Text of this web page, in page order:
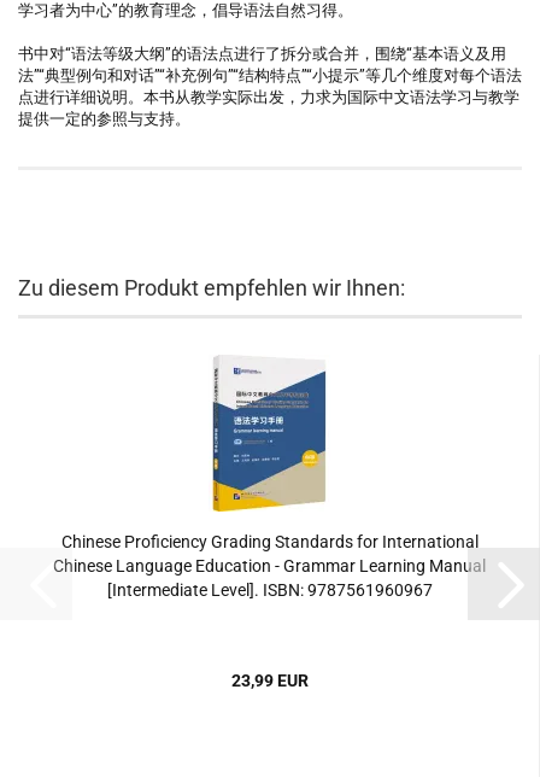
学习者为中心”的教育理念，倡导语法自然习得。
书中对“语法等级大纲”的语法点进行了拆分或合并，围绕“基本语义及用
法”“典型例句和对话”“补充例句”“结构特点”“小提示”等几个维度对每个语法
点进行详细说明。本书从教学实际出发，力求为国际中文语法学习与教学
提供一定的参照与支持。
Zu diesem Produkt empfehlen wir Ihnen:
Chinese Proficiency Grading Standards for International
Chinese Language Education - Grammar Learning Manual
[Intermediate Level]. ISBN: 9787561960967
23,99 EUR